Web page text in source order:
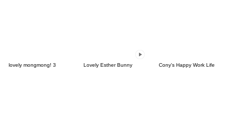
lovely mongmong! 3 Lovely Esther Bunny Cony's Happy Work Life